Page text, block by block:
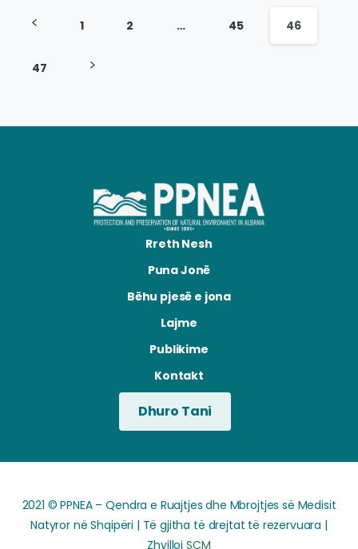
1 2 … 45 46
47
Rreth Nesh
Puna Jonë
Bëhu pjesë e jona
Lajme
Publikime
Kontakt
Dhuro Tani
2021 © PPNEA – Qendra e Ruajtjes dhe Mbrojtjes së Medisit
Natyror në Shqipëri | Të gjitha të drejtat të rezervuara |
ZhvilloiSCM